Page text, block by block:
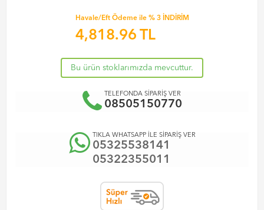
Havale/Eft Ödeme ile % 3 İNDİRİM
4,818.96 TL
Bu ürün stoklarımızda mevcuttur.
TELEFONDA SİPARİŞ VER
08505150770
TIKLA WHATSAPP İLE SİPARİŞ VER
05325538141
05322355011